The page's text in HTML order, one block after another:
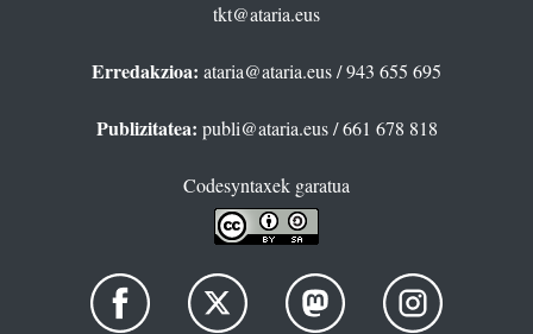
tkt@ataria.eus
Erredakzioa: ataria@ataria.eus/ 943 655 695
Publizitatea: publi@ataria.eus/ 661 678 818
Codesyntaxek garatua